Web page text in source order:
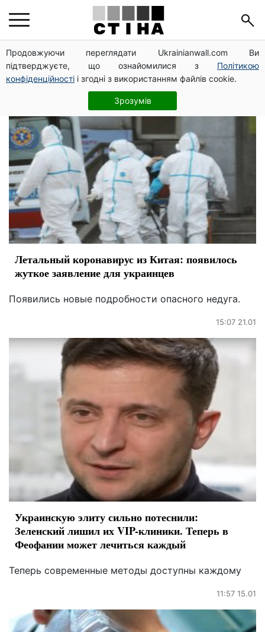
Продовжуючи переглядати Ukrainianwall.com Ви
підтверджуєте, що ознайомилися з Політикою
конфіденційності і згодні з використанням файлів cookie.
Зрозумів
лечение
Летальный коронавирус из Китая: появилось
жуткое заявление для украинцев
Появились новые подробности опасного недуга.
15:07 21.01
Украинскую элиту сильно потеснили:
Зеленский лишил их VIP-клиники. Теперь в
Феофании может лечиться каждый
Теперь современные методы доступны каждому
11:57 15.01